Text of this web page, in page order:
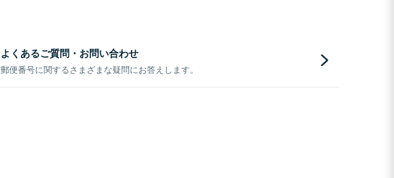
よくあるご質問・お問い合わせ
郵便番号に関するさまざまな疑問にお答えします。